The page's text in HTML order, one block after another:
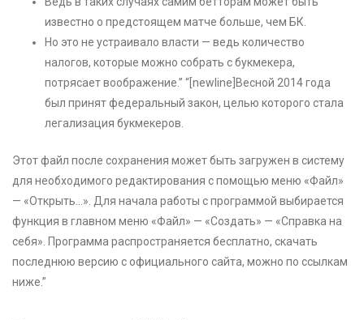
известно о предстоящем матче больше, чем БК.
Но это не устраивало власти — ведь количество
налогов, которые можно собрать с букмекера,
потрясает воображение.” “[newline]Весной 2014 года
был принят федеральный закон, целью которого стала
легализация букмекеров.
Этот файл после сохранения может быть загружен в систему
для необходимого редактирования с помощью меню «Файл»
— «Открыть…». Для начала работы с программой выбирается
функция в главном меню «Файл» — «Создать» — «Справка на
себя». Программа распространяется бесплатно, скачать
последнюю версию с официального сайта, можно по ссылкам
ниже.”